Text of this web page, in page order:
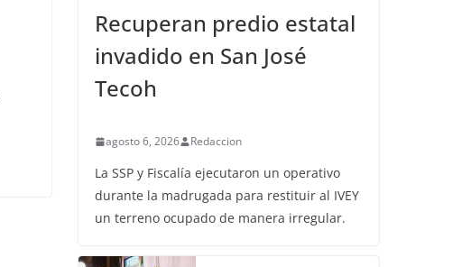
Recuperan predio estatal
invadido en San José
Tecoh
agosto 6, 2026 Redaccion
La SSP y Fiscalía ejecutaron un operativo
durante la madrugada para restituir al IVEY
un terreno ocupado de manera irregular.